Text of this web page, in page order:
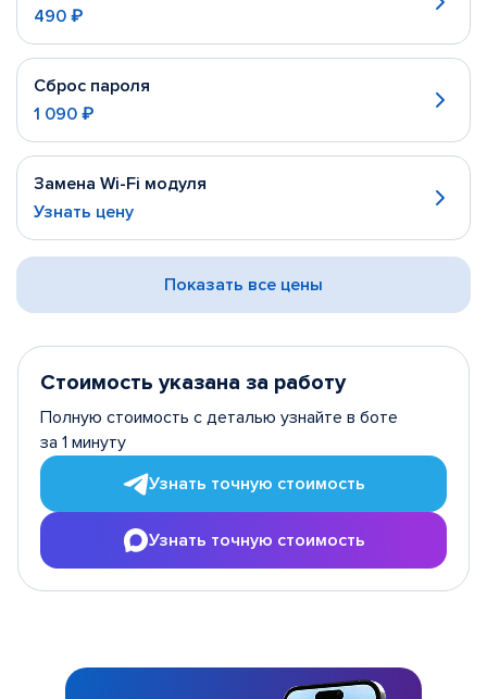
490 ₽
Сброс пароля
1 090 ₽
Замена Wi-Fi модуля
Узнать цену
Показать все цены
Стоимость указана за работу
Полную стоимость с деталью узнайте в боте
за 1 минуту
Узнать точную стоимость
Узнать точную стоимость